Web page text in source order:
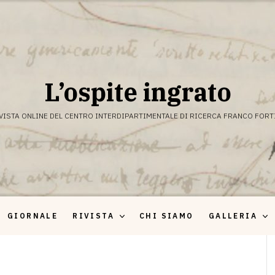
L’ospite ingrato
ONLINE DEL CENTRO INTERDIPARTIMENTALE DI RICERCA FRANCO
GIORNALE RIVISTA CHI SIAMO GALLERIA